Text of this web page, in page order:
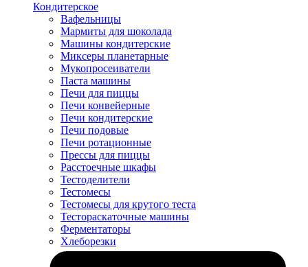
Кондитерское
Вафельницы
Мармиты для шоколада
Машины кондитерские
Миксеры планетарные
Мукопросеиватели
Паста машины
Печи для пиццы
Печи конвейерные
Печи кондитерские
Печи подовые
Печи ротационные
Прессы для пиццы
Расстоечные шкафы
Тестоделители
Тестомесы
Тестомесы для крутого теста
Тестораскаточные машины
Ферментаторы
Хлеборезки